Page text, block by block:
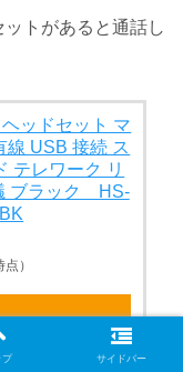
トがあると通話し
ッドセット マ
線 USB 接続 ス
テレワーク リ
ブラック HS-
）
プ サイドバー